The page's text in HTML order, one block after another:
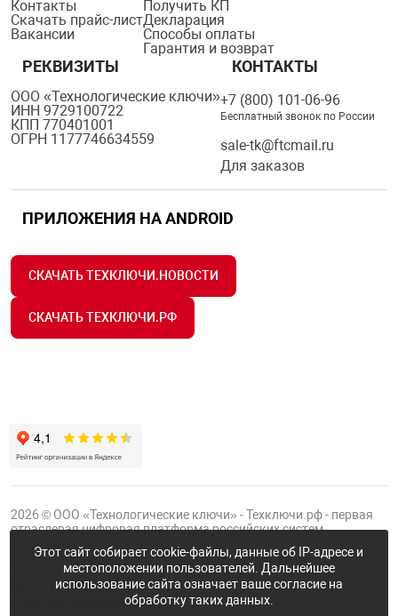
средства охраны
сигнализации
безопасность
оборудование
Контакты
Скачать прайс-лист
Вакансии
Получить КП
Декларация
Способы оплаты
Гарантия и возврат
РЕКВИЗИТЫ
ООО «Технологические ключи»
ИНН 9729100722
КПП 770401001
ОГРН 1177746634559
КОНТАКТЫ
+7 (800) 101-06-96
Бесплатный звонок по России
sale-tk@ftcmail.ru
Для заказов
ПРИЛОЖЕНИЯ НА ANDROID
СКАЧАТЬ ТЕХКЛЮЧИ.НОВОСТИ
СКАЧАТЬ ТЕХКЛЮЧИ.РФ
2026 © ООО «Технологические ключи» - Техключи.рф - первая
отраслевая цифровая платформа российских систем
ПроектГруппы ФТК
Публичная оферта
Политика конфиденциальности
Этот сайт собирает cookie-файлы, данные об IP-адресе и
местоположении пользователей. Дальнейшее
использование сайта означает ваше согласие на
обработку таких данных.